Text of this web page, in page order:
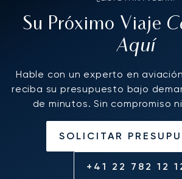
Su Próximo Viaje
Aquí
Hable con un experto en
reciba su presupuesto bajo
de minutos. Sin compromiso
SOLICITAR
+41 22 782 12